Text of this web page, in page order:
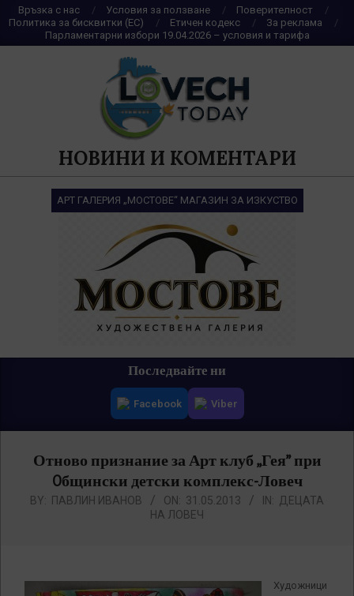
Skip
to
content
Връзка с нас Условия за ползване
Поверителност
Политика за бисквитки (ЕС)
Етичен кодекс
За реклама
Парламентарни избори 19.04.2026 – условия и тарифа
НОВИНИ И КОМЕНТАРИ
АРТ ГАЛЕРИЯ „МОСТОВЕ“ МАГАЗИН ЗА ИЗКУСТВО
Последвайте ни
Facebook Viber
Отново признание за Арт клуб „Гея” при
Oбщински детски комплекс-Ловеч
BY: ПАВЛИН ИВАНОВ ON: 31.05.2013 IN: ДЕЦАТА
НА ЛОВЕЧ
Художници